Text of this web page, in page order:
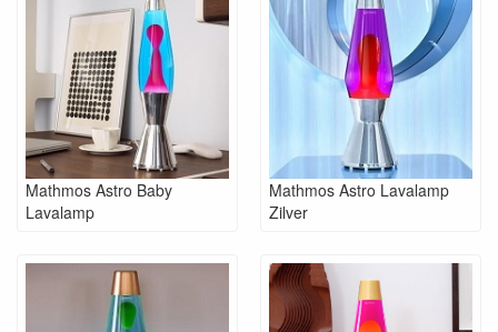
Mathmos Astro Baby
Lavalamp
Mathmos Astro Lavalamp
Zilver